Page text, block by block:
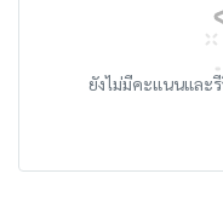
ยังไม่มีคะแนนและ